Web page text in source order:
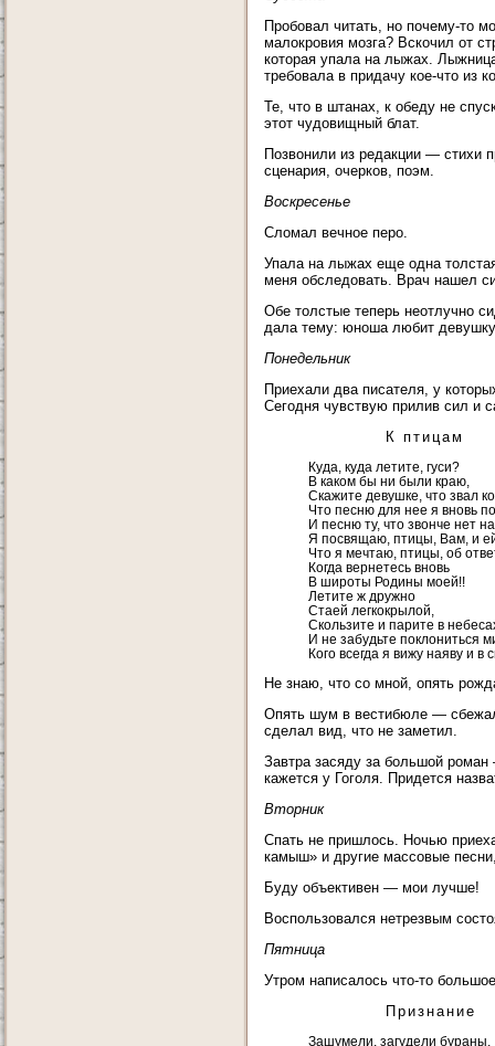
Пробовал читать, но почему-то
малокровия мозга? Вскочил от
которая упала на лыжах.
требовала в придачу кое-что из
Те, что в штанах, к обеду не
этот чудовищный блат.
Позвонили из редакции — стихи
сценария, очерков, поэм.
Воскресенье
Сломал вечное перо.
Упала на лыжах еще одна
меня обследовать. Врач нашел
Обе толстые теперь неотлучно
дала тему: юноша любит
Понедельник
Приехали два писателя, у
Сегодня чувствую прилив сил и
К птицам
Куда, куда летите, гуси?
В каком бы ни были краю,
Скажите девушке, что звал
Что песню для нее я вновь
И песню ту, что звонче нет
Я посвящаю, птицы, Вам, и
Что я мечтаю, птицы, об
Когда вернетесь вновь
В широты Родины моей!!
Летите ж дружно
Стаей легкокрылой,
Скользите и парите в
И не забудьте поклониться
Кого всегда я вижу наяву и в
Не знаю, что со мной, опять
Опять шум в вестибюле —
сделал вид, что не заметил.
Завтра засяду за большой
кажется у Гоголя. Придется
Вторник
Спать не пришлось. Ночью
камыш» и другие массовые
Буду объективен — мои лучше!
Воспользовался нетрезвым
Пятница
Утром написалось что-то
Признание
Зашумели, загудели бураны,